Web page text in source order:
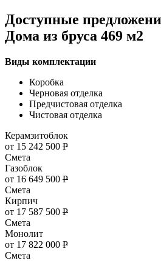
Доступные
Дома из бруса 469 м2
Виды комплектации
Коробка
Черновая отделка
Предчистовая отделка
Чистовая отделка
Керамзитоблок
от 15 242 500 Р
Смета
Газоблок
от 16 649 500 Р
Смета
Кирпич
от 17 587 500 Р
Смета
Монолит
от 17 822 000 Р
Смета